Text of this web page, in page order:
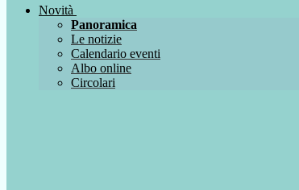
Novità
Panoramica
Le notizie
Calendario eventi
Albo online
Circolari